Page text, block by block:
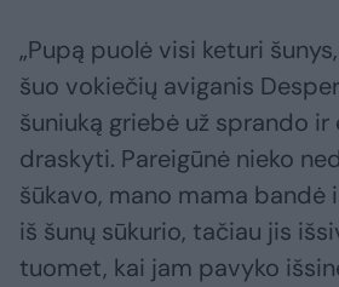
„Pupą puolė visi keturi
šuo vokiečių aviganis
šuniuką griebė už sprando
draskyti. Pareigūnė nieko
šūkavo, mano mama bandė
iš šunų sūkurio, tačiau jis
tuomet, kai jam pavyko